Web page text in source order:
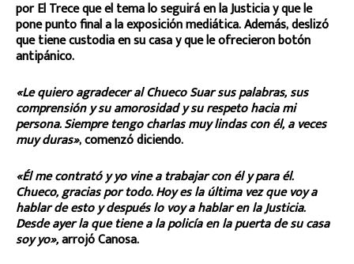
por El Trece que el tema lo seguirá en la Justicia y que le
pone punto final a la exposición mediática. Además, deslizó
que tiene custodia en su casa y que le ofrecieron botón
antipánico.
«Le quiero agradecer al Chueco Suar sus palabras, sus
comprensión y su amorosidad y su respeto hacia mi
persona. Siempre tengo charlas muy lindas con él, a veces
muy duras», comenzó diciendo.
«Él me contrató y yo vine a trabajar con él y para él.
Chueco, gracias por todo. Hoy es la última vez que voy a
hablar de esto y después lo voy a hablar en la Justicia.
Desde ayer la que tiene a la policía en la puerta de su casa
soy yo»,arrojó Canosa.